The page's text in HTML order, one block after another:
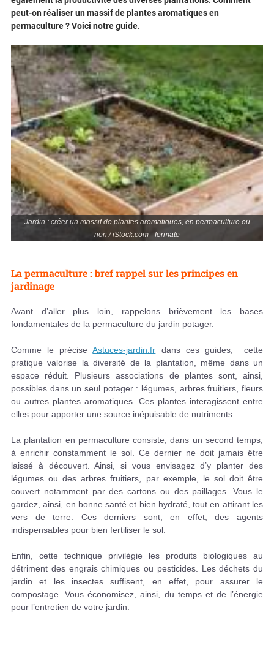
Jardin : créer un massif de plantes aromatiques, en permaculture ou
non / iStock.com - fermate
peut-on réaliser un massif de plantes aromatiques en
permaculture ? Voici notre guide.
La permaculture : bref rappel sur les principes en
jardinage
Avant d’aller plus loin, rappelons brièvement les bases
fondamentales de la permaculture du jardin potager.
Comme le préciseAstuces-jardin.fr dans ces guides, cette
pratique valorise la diversité de la plantation, même dans un
espace réduit. Plusieurs associations de plantes sont, ainsi,
possibles dans un seul potager : légumes, arbres fruitiers, fleurs
ou autres plantes aromatiques. Ces plantes interagissent entre
elles pour apporter une source inépuisable de nutriments.
La plantation en permaculture consiste, dans un second temps,
à enrichir constamment le sol. Ce dernier ne doit jamais être
laissé à découvert. Ainsi, si vous envisagez d’y planter des
légumes ou des arbres fruitiers, par exemple, le sol doit être
couvert notamment par des cartons ou des paillages. Vous le
gardez, ainsi, en bonne santé et bien hydraté, tout en attirant les
vers de terre. Ces derniers sont, en effet, des agents
indispensables pour bien fertiliser le sol.
Enfin, cette technique privilégie les produits biologiques au
détriment des engrais chimiques ou pesticides. Les déchets du
jardin et les insectes suffisent, en effet, pour assurer le
compostage. Vous économisez, ainsi, du temps et de l’énergie
pour l’entretien de votre jardin.